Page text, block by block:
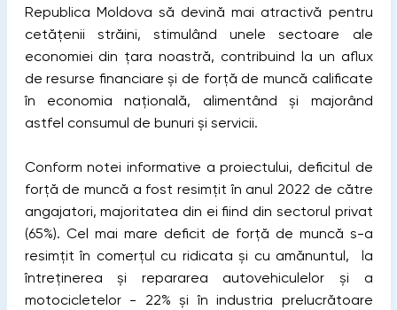
Republica Moldova să devină mai atractivă pentru
cetățenii străini, stimulând unele sectoare ale
economiei din țara noastră, contribuind la un aflux
de resurse financiare și de forță de muncă calificate
în economia națională, alimentând și majorând
astfel consumul de bunuri și servicii.
Conform notei informative a proiectului, deficitul de
forță de muncă a fost resimțit în anul 2022 de către
angajatori, majoritatea din ei fiind din sectorul privat
(65%). Cel mai mare deficit de forță de muncă s-a
resimțit în comerțul cu ridicata şi cu amănuntul, la
întreținerea și repararea autovehiculelor şi a
motocicletelor - 22% și în industria prelucrătoare